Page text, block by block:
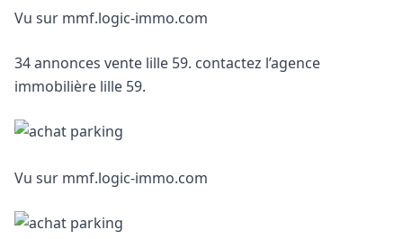
Vu sur mmf.logic-immo.com
34 annonces vente lille 59. contactez l’agence
immobilière lille 59.
Vu sur mmf.logic-immo.com